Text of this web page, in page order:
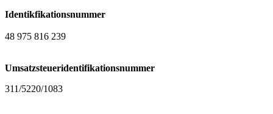
Identikfikationsnummer
48 975 816 239
Umsatzsteueridentifikationsnummer
311/5220/1083